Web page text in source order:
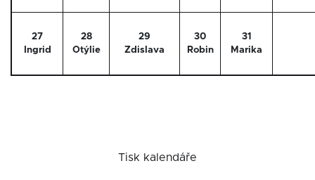
27
Ingrid
28
Otýlie
29
Zdislava
30
Robin
31
Marika
Tisk kalendáře